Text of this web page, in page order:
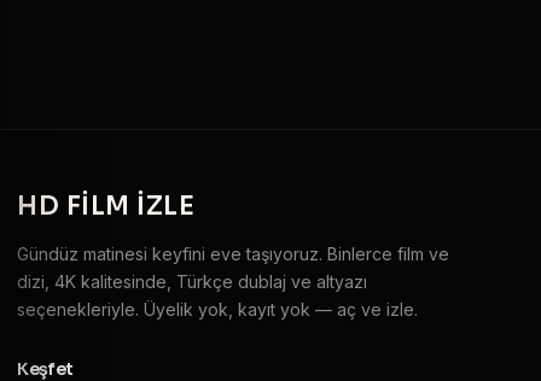
HD FILM IZLE
Gündüz matinesi keyfini eve taşıyoruz. Binlerce film ve
dizi, 4K kalitesinde, Türkçe dublaj ve altyazı
seçenekleriyle. Üyelik yok, kayıt yok — aç ve izle.
Keşfet